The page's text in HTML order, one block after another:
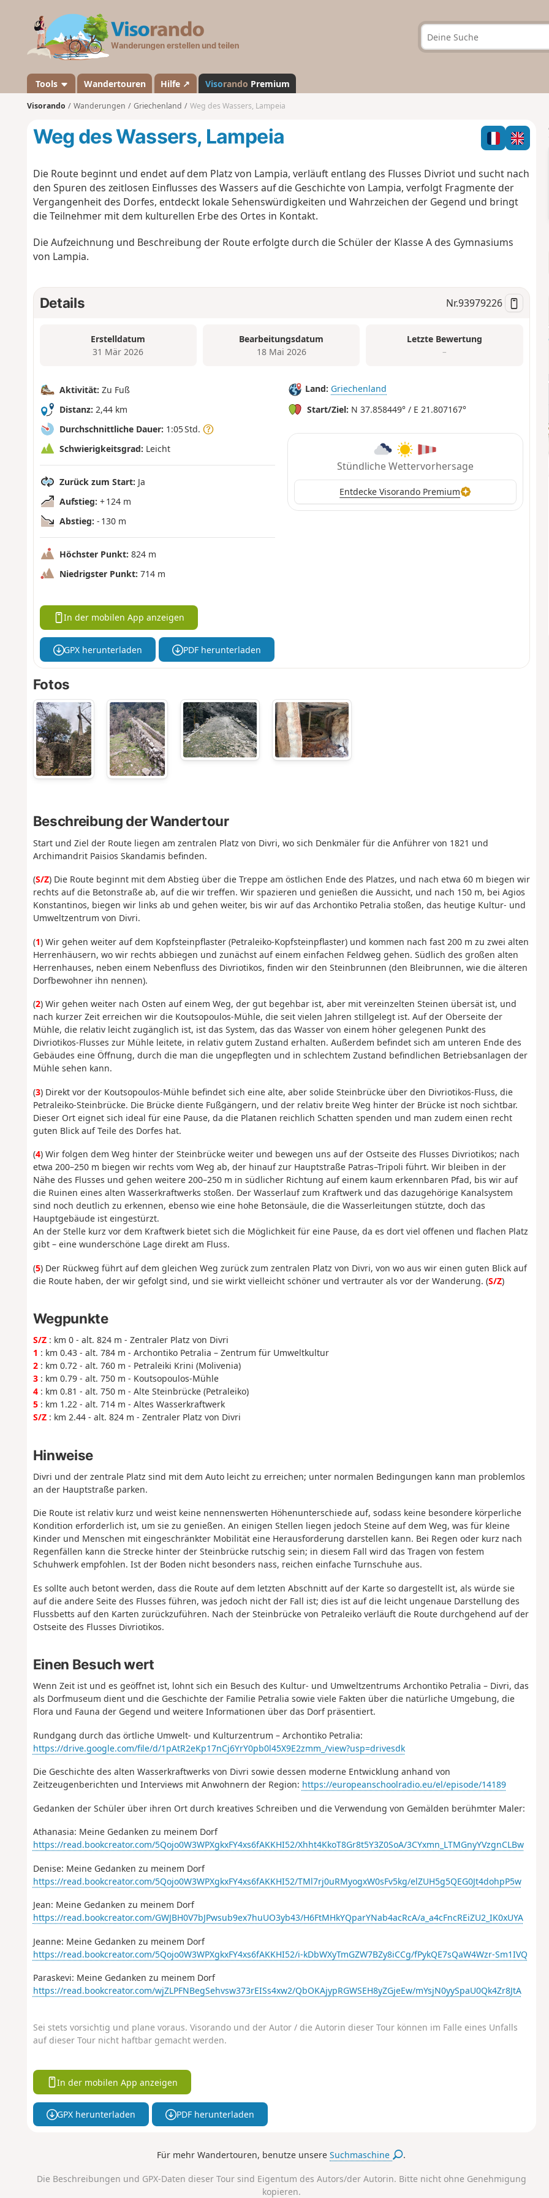
a
n
d
Tools Wandertouren Hilfe ↗ Visorando Premium
Visorando Wanderungen Griechenland Weg des Wassers, Lampeia
Weg des Wassers, Lampeia
Die Route beginnt und endet auf dem Platz von Lampia, verläuft entlang des Flusses Divriot und sucht nach
den Spuren des zeitlosen Einflusses des Wassers auf die Geschichte von Lampia, verfolgt Fragmente der
Vergangenheit des Dorfes, entdeckt lokale Sehenswürdigkeiten und Wahrzeichen der Gegend und bringt
die Teilnehmer mit dem kulturellen Erbe des Ortes in Kontakt.
Die Aufzeichnung und Beschreibung der Route erfolgte durch die Schüler der Klasse A des Gymnasiums
von Lampia.
Details Nr.93979226
Erstelldatum
31 Mär 2026
Bearbeitungsdatum
18 Mai 2026
Letzte Bewertung
–
Aktivität: Zu Fuß
Distanz: 2,44 km
Durchschnittliche Dauer: 1:05 Std.
Schwierigkeitsgrad: Leicht
Zurück zum Start: Ja
Aufstieg: + 124 m
Abstieg: - 130 m
Höchster Punkt: 824 m
Niedrigster Punkt: 714 m
Land: Griechenland
Start/Ziel: N 37.858449° / E 21.807167°
Stündliche Wettervorhersage
Entdecke Visorando Premium
In der mobilen App anzeigen
GPX herunterladen PDF herunterladen
Fotos
Beschreibung der Wandertour
Start und Ziel der Route liegen am zentralen Platz von Divri, wo sich Denkmäler für die Anführer von 1821 und
Archimandrit Paisios Skandamis befinden.
(S/Z) Die Route beginnt mit dem Abstieg über die Treppe am östlichen Ende des Platzes, und nach etwa 60 m biegen wir
rechts auf die Betonstraße ab, auf die wir treffen. Wir spazieren und genießen die Aussicht, und nach 150 m, bei Agios
Konstantinos, biegen wir links ab und gehen weiter, bis wir auf das Archontiko Petralia stoßen, das heutige Kultur- und
Umweltzentrum von Divri.
(1) Wir gehen weiter auf dem Kopfsteinpflaster (Petraleiko-Kopfsteinpflaster) und kommen nach fast 200 m zu zwei alten
Herrenhäusern, wo wir rechts abbiegen und zunächst auf einem einfachen Feldweg gehen. Südlich des großen alten
Herrenhauses, neben einem Nebenfluss des Divriotikos, finden wir den Steinbrunnen (den Bleibrunnen, wie die älteren
Dorfbewohner ihn nennen).
(2) Wir gehen weiter nach Osten auf einem Weg, der gut begehbar ist, aber mit vereinzelten Steinen übersät ist, und
nach kurzer Zeit erreichen wir die Koutsopoulos-Mühle, die seit vielen Jahren stillgelegt ist. Auf der Oberseite der
Mühle, die relativ leicht zugänglich ist, ist das System, das das Wasser von einem höher gelegenen Punkt des
Divriotikos-Flusses zur Mühle leitete, in relativ gutem Zustand erhalten. Außerdem befindet sich am unteren Ende des
Gebäudes eine Öffnung, durch die man die ungepflegten und in schlechtem Zustand befindlichen Betriebsanlagen der
Mühle sehen kann.
(3) Direkt vor der Koutsopoulos-Mühle befindet sich eine alte, aber solide Steinbrücke über den Divriotikos-Fluss, die
Petraleiko-Steinbrücke. Die Brücke diente Fußgängern, und der relativ breite Weg hinter der Brücke ist noch sichtbar.
Dieser Ort eignet sich ideal für eine Pause, da die Platanen reichlich Schatten spenden und man zudem einen recht
guten Blick auf Teile des Dorfes hat.
(4) Wir folgen dem Weg hinter der Steinbrücke weiter und bewegen uns auf der Ostseite des Flusses Divriotikos; nach
etwa 200–250 m biegen wir rechts vom Weg ab, der hinauf zur Hauptstraße Patras–Tripoli führt. Wir bleiben in der
Nähe des Flusses und gehen weitere 200–250 m in südlicher Richtung auf einem kaum erkennbaren Pfad, bis wir auf
die Ruinen eines alten Wasserkraftwerks stoßen. Der Wasserlauf zum Kraftwerk und das dazugehörige Kanalsystem
sind noch deutlich zu erkennen, ebenso wie eine hohe Betonsäule, die die Wasserleitungen stützte, doch das
Hauptgebäude ist eingestürzt.
An der Stelle kurz vor dem Kraftwerk bietet sich die Möglichkeit für eine Pause, da es dort viel offenen und flachen Platz
gibt – eine wunderschöne Lage direkt am Fluss.
(5) Der Rückweg führt auf dem gleichen Weg zurück zum zentralen Platz von Divri, von wo aus wir einen guten Blick auf
die Route haben, der wir gefolgt sind, und sie wirkt vielleicht schöner und vertrauter als vor der Wanderung. (S/Z)
Wegpunkte
S/Z: km 0 - alt. 824 m - Zentraler Platz von Divri
1 : km 0.43 - alt. 784 m - Archontiko Petralia – Zentrum für Umweltkultur
2: km 0.72 - alt. 760 m - Petraleiki Krini (Molivenia)
3: km 0.79 - alt. 750 m - Koutsopoulos-Mühle
4: km 0.81 - alt. 750 m - Alte Steinbrücke (Petraleiko)
5: km 1.22 - alt. 714 m - Altes Wasserkraftwerk
S/Z: km 2.44 - alt. 824 m - Zentraler Platz von Divri
Hinweise
Divri und der zentrale Platz sind mit dem Auto leicht zu erreichen; unter normalen Bedingungen kann man problemlos
an der Hauptstraße parken.
Die Route ist relativ kurz und weist keine nennenswerten Höhenunterschiede auf, sodass keine besondere körperliche
Kondition erforderlich ist, um sie zu genießen. An einigen Stellen liegen jedoch Steine auf dem Weg, was für kleine
Kinder und Menschen mit eingeschränkter Mobilität eine Herausforderung darstellen kann. Bei Regen oder kurz nach
Regenfällen kann die Strecke hinter der Steinbrücke rutschig sein; in diesem Fall wird das Tragen von festem
Schuhwerk empfohlen. Ist der Boden nicht besonders nass, reichen einfache Turnschuhe aus.
Es sollte auch betont werden, dass die Route auf dem letzten Abschnitt auf der Karte so dargestellt ist, als würde sie
auf die andere Seite des Flusses führen, was jedoch nicht der Fall ist; dies ist auf die leicht ungenaue Darstellung des
Flussbetts auf den Karten zurückzuführen. Nach der Steinbrücke von Petraleiko verläuft die Route durchgehend auf der
Ostseite des Flusses Divriotikos.
Einen Besuch wert
Wenn Zeit ist und es geöffnet ist, lohnt sich ein Besuch des Kultur- und Umweltzentrums Archontiko Petralia – Divri, das
als Dorfmuseum dient und die Geschichte der Familie Petralia sowie viele Fakten über die natürliche Umgebung, die
Flora und Fauna der Gegend und weitere Informationen über das Dorf präsentiert.
Rundgang durch das örtliche Umwelt- und Kulturzentrum – Archontiko Petralia:
https://drive.google.com/file/d/1pAtR2eKp17nCj6YrY0pb0l45X9E2zmm_/view?usp=drivesdk
Die Geschichte des alten Wasserkraftwerks von Divri sowie dessen moderne Entwicklung anhand von
Zeitzeugenberichten und Interviews mit Anwohnern der Region: https://europeanschoolradio.eu/el/episode/14189
Gedanken der Schüler über ihren Ort durch kreatives Schreiben und die Verwendung von Gemälden berühmter Maler:
Athanasia: Meine Gedanken zu meinem Dorf
https://read.bookcreator.com/5Qojo0W3WPXgkxFY4xs6fAKKHI52/Xhht4KkoT8Gr8t5Y3Z0SoA/3CYxmn_LTMGnyYVzgnCLBw
Denise: Meine Gedanken zu meinem Dorf
https://read.bookcreator.com/5Qojo0W3WPXgkxFY4xs6fAKKHI52/TMl7rj0uRMyogxW0sFv5kg/elZUH5g5QEG0Jt4dohpP5w
Jean: Meine Gedanken zu meinem Dorf
https://read.bookcreator.com/GWJBH0V7bJPwsub9ex7huUO3yb43/H6FtMHkYQparYNab4acRcA/a_a4cFncREiZU2_IK0xUYA
Jeanne: Meine Gedanken zu meinem Dorf
https://read.bookcreator.com/5Qojo0W3WPXgkxFY4xs6fAKKHI52/i-kDbWXyTmGZW7BZy8iCCg/fPykQE7sQaW4Wzr-Sm1IVQ
Paraskevi: Meine Gedanken zu meinem Dorf
https://read.bookcreator.com/wjZLPFNBegSehvsw373rEISs4xw2/QbOKAjypRGWSEH8yZGjeEw/mYsjN0yySpaU0Qk4Zr8JtA
Sei stets vorsichtig und plane voraus. Visorando und der Autor / die Autorin dieser Tour können im Falle eines Unfalls
auf dieser Tour nicht haftbar gemacht werden.
In der mobilen App anzeigen
GPX herunterladen PDF herunterladen
Für mehr Wandertouren, benutze unsereSuchmaschine .
Die Beschreibungen und GPX-Daten dieser Tour sind Eigentum des Autors/der Autorin. Bitte nicht ohne Genehmigung
kopieren.